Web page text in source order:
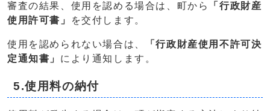
審査の結果、使用を認める場合は、町から
「行政財産
使用許可書」
を交付します。
使用を認められない場合は、
「行政財産使用不許可決
定通知書」 により通知します。
5.使用料の納付